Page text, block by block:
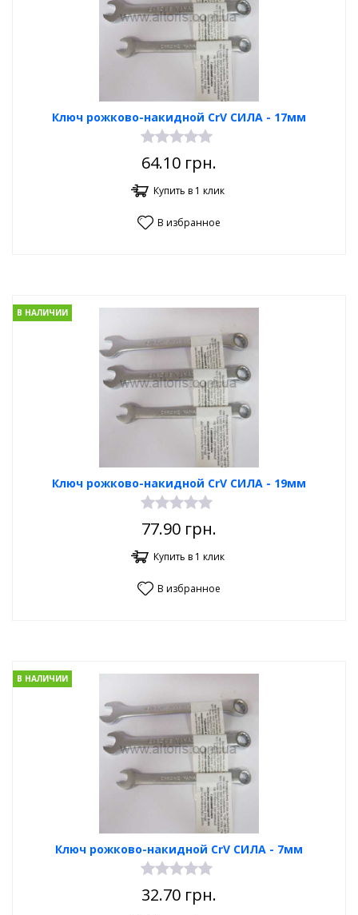
Ключ рожково-накидной CrV СИЛА - 17мм
64.10 грн.
Купить в 1 клик
В избранное
Ключ рожково-накидной CrV СИЛА - 19мм
В НАЛИЧИИ
77.90 грн.
Купить в 1 клик
В избранное
Ключ рожково-накидной CrV СИЛА - 7мм
В НАЛИЧИИ
32.70 грн.